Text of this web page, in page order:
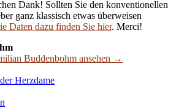
Dank! Sollten Sie den konventionellen
ganz klassisch etwas überweisen
Daten dazu finden Sie hier. Merci!
Buddenbohm ansehen →
Herzdame